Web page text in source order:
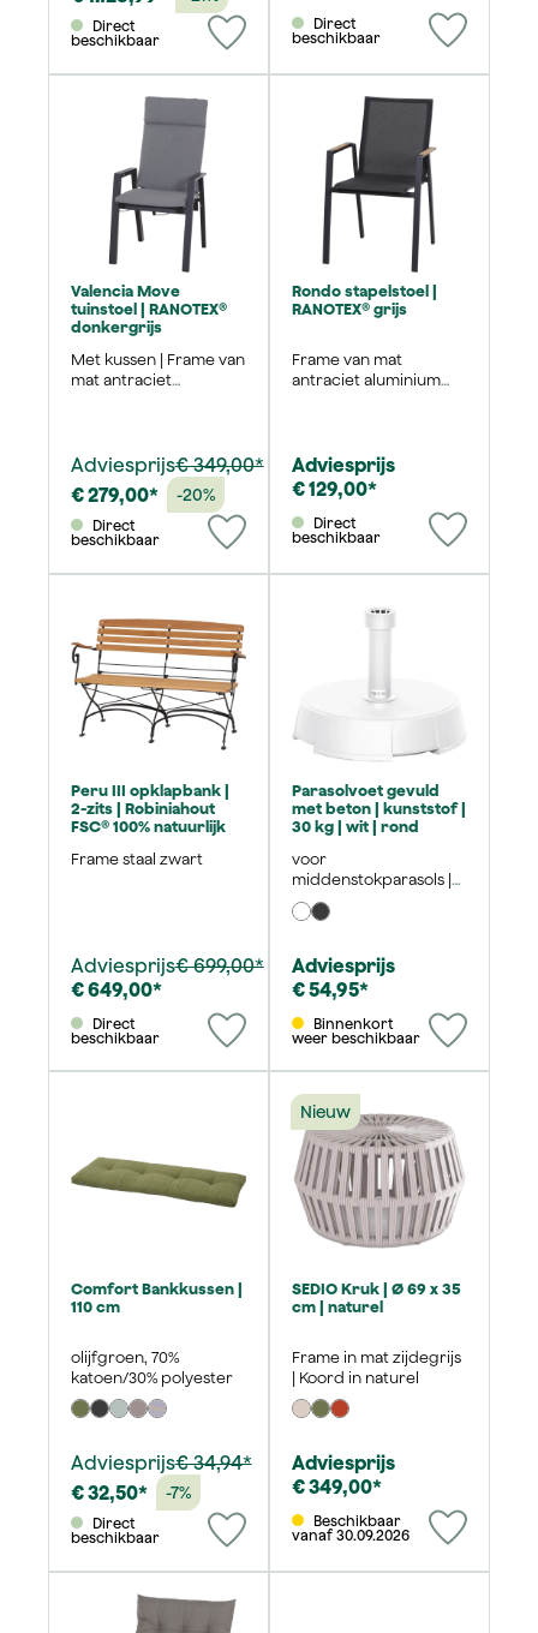
beschikbaar
beschikbaar
Valencia Move
tuinstoel | RANOTEX®
donkergrijs
Met kussen | Frame van
mat antraciet
Adviesprijs€ 349,00*
€ 279,00*
-20%
beschikbaar
Rondo stapelstoel |
RANOTEX® grijs
Frame van mat
antraciet aluminium
Adviesprijs
€ 129,00*
beschikbaar
Peru III opklapbank |
2-zits | Robiniahout
FSC® 100% natuurlijk
Frame staal zwart
Adviesprijs€ 699,00*
€ 649,00*
beschikbaar
Parasolvoet gevuld
met beton | kunststof |
30 kg | wit | rond
voor
middenstokparasols |
voor parasolstok Ø 21-
54 mm
Adviesprijs
€ 54,95*
weer beschikbaar
Comfort Bankkussen |
110 cm
olijfgroen, 70%
katoen/30% polyester
Adviesprijs€ 34,94*
€ 32,50*
-7%
beschikbaar
Nieuw
SEDIO Kruk | Ø 69 x 35
cm | naturel
Frame in mat zijdegrijs
| Koord in naturel
Adviesprijs
€ 349,00*
vanaf 30.09.2026